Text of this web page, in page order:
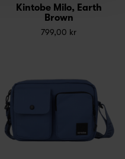
Kintobe Milo, Earth
Brown
799,00 kr